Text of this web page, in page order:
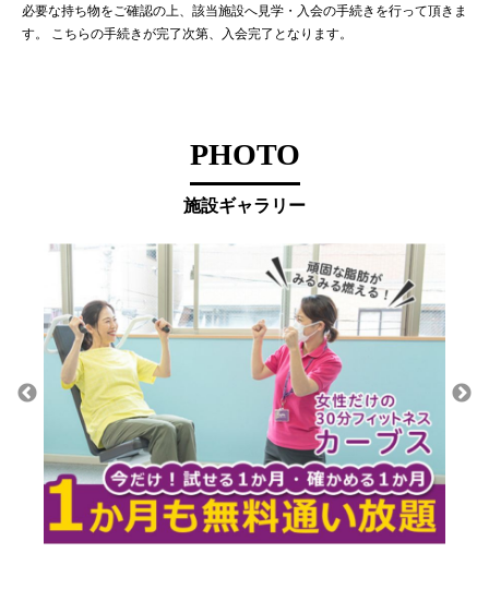
必要な持ち物をご確認の上、該当施設へ見学・入会の手続きを行って頂きま
す。 こちらの手続きが完了次第、入会完了となります。
PHOTO
施設ギャラリー